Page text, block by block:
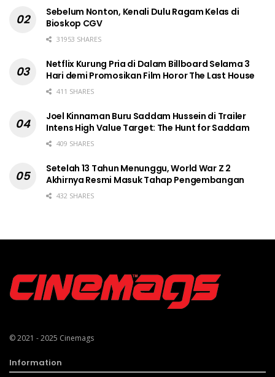
Sebelum Nonton, Kenali Dulu Ragam Kelas di
Bioskop CGV
31953 SHARES
Netflix Kurung Pria di Dalam Billboard Selama 3
Hari demi Promosikan Film Horor The Last House
411 SHARES
Joel Kinnaman Buru Saddam Hussein di Trailer
Intens High Value Target: The Hunt for Saddam
409 SHARES
Setelah 13 Tahun Menunggu, World War Z 2
Akhirnya Resmi Masuk Tahap Pengembangan
432 SHARES
© 2021 - 2025 Cinemags
Information